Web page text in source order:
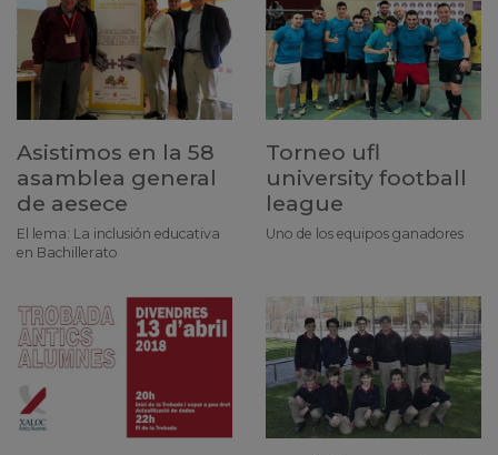
Asistimos en la 58
asamblea general
de aesece
El lema: La inclusión educativa
en Bachillerato
Torneo ufl
university football
league
Uno de los equipos ganadores